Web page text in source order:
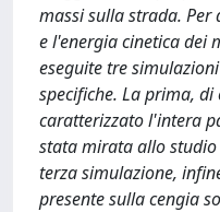
massi sulla strada.
e l'energia cinetica dei
eseguite tre
specifiche. La prima,
caratterizzato l'intera
stata mirata allo
terza simulazione,
presente sulla cengia